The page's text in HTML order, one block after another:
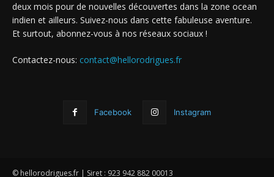
deux mois pour de nouvelles découvertes dans la zone ocean
indien et ailleurs. Suivez-nous dans cette fabuleuse aventure.
Et surtout, abonnez-vous à nos réseaux sociaux !
Contactez-nous: contact@hellorodrigues.fr
Facebook Instagram
© hellorodrigues.fr | Siret : 923 942 882 00013